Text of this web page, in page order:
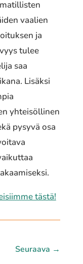
vaalien
ja
tulee
saa
Lisäksi
yhteisöllinen
pysyvä osa
tästä!
Seuraava →